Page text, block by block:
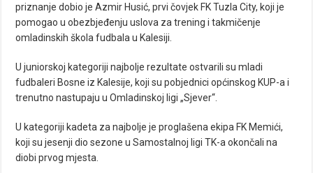
priznanje dobio je Azmir Husić, prvi čovjek FK Tuzla City, koji je
pomogao u obezbjeđenju uslova za trening i takmičenje
omladinskih škola fudbala u Kalesiji.
U juniorskoj kategoriji najbolje rezultate ostvarili su mladi
fudbaleri Bosne iz Kalesije, koji su pobjednici općinskog KUP-a i
trenutno nastupaju u Omladinskoj ligi „Sjever“.
U kategoriji kadeta za najbolje je proglašena ekipa FK Memići,
koji su jesenji dio sezone u Samostalnoj ligi TK-a okončali na
diobi prvog mjesta.